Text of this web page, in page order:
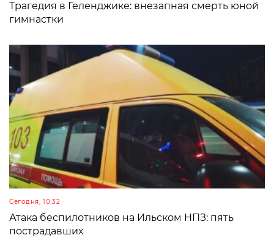
Трагедия в Геленджике: внезапная смерть юной
гимнастки
Сегодня, 10:32
Атака беспилотников на Ильском НПЗ: пять
пострадавших